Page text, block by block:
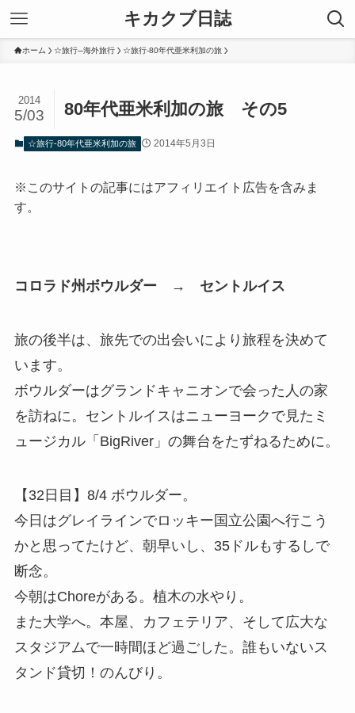
キカクブ日誌
ホーム ☆旅行─海外旅行 ☆旅行-80年代亜米利加の旅
80年代亜米利加の旅 その5
2014
5/03
☆旅行-80年代亜米利加の旅 2014年5月3日
※このサイトの記事にはアフィリエイト広告を含みま
す。
コロラド州ボウルダー → セントルイス
旅の後半は、旅先での出会いにより旅程を決めて
います。
ボウルダーはグランドキャニオンで会った人の家
を訪ねに。セントルイスはニューヨークで見たミ
ュージカル「BigRiver」の舞台をたずねるために。
【32日目】8/4 ボウルダー。
今日はグレイラインでロッキー国立公園へ行こう
かと思ってたけど、朝早いし、35ドルもするしで
断念。
今朝はChoreがある。植木の水やり。
また大学へ。本屋、カフェテリア、そして広大な
スタジアムで一時間ほど過ごした。誰もいないス
タンド貸切！のんびり。